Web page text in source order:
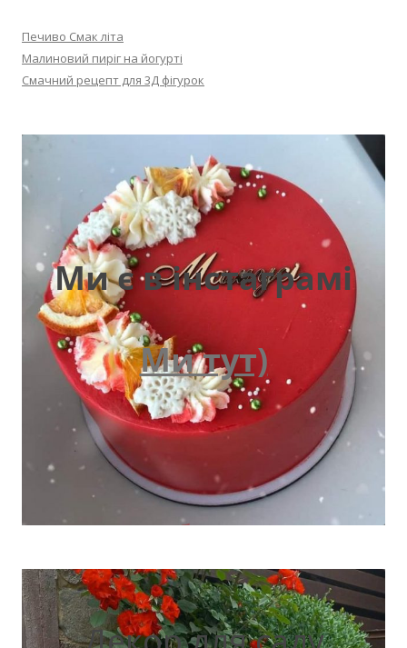
Печиво Смак літа
Малиновий пиріг на йогурті
Смачний рецепт для 3Д фігурок
Ми є в інстаграмі
Ми тут)